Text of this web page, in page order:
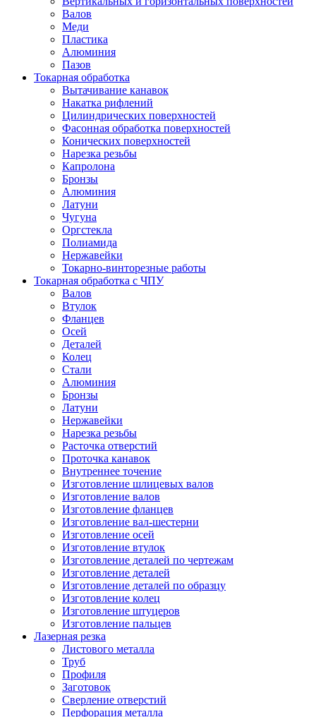
Валов
Меди
Пластика
Алюминия
Пазов
Токарная обработка
Вытачивание канавок
Накатка рифлений
Цилиндрических поверхностей
Фасонная обработка поверхностей
Конических поверхностей
Нарезка резьбы
Капролона
Бронзы
Алюминия
Латуни
Чугуна
Оргстекла
Полиамида
Нержавейки
Токарно-винторезные работы
Токарная обработка с ЧПУ
Валов
Втулок
Фланцев
Осей
Деталей
Колец
Стали
Алюминия
Бронзы
Латуни
Нержавейки
Нарезка резьбы
Расточка отверстий
Проточка канавок
Внутреннее точение
Изготовление шлицевых валов
Изготовление валов
Изготовление фланцев
Изготовление вал-шестерни
Изготовление осей
Изготовление втулок
Изготовление деталей по чертежам
Изготовление деталей
Изготовление деталей по образцу
Изготовление колец
Изготовление штуцеров
Изготовление пальцев
Лазерная резка
Листового металла
Труб
Профиля
Заготовок
Сверление отверстий
Перфорация металла